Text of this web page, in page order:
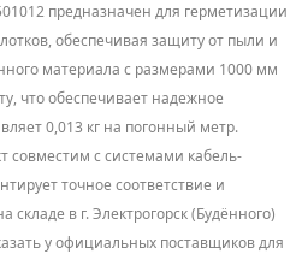
предназначен для герметизации
обеспечивая защиту от пыли и
материала с размерами 1000 мм
что обеспечивает надежное
0,013 кг на погонный метр.
совместим с системами кабель-
точное соответствие и
в г. Электрогорск (Будённого)
у официальных поставщиков для